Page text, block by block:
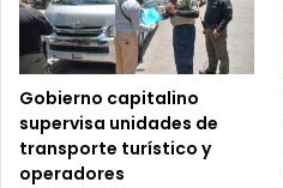
Gobierno capitalino
supervisa unidades de
transporte turístico y
operadores